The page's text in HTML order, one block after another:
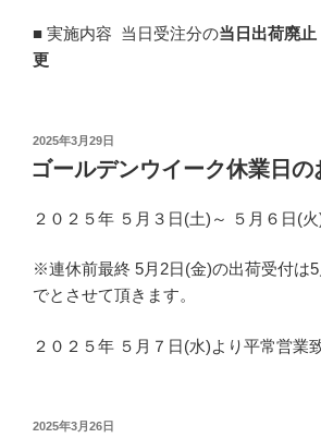
■ 実施内容 当日受注分の当日出荷廃
更
投
稿
日:
2025年3月29日
ゴールデンウイーク休業日の
２０２５年 ５月３日(土)～ ５月６日(
※連休前最終 5月2日(金)の出荷受付は5
でとさせて頂きます。
２０２５年 ５月７日(水)より平常営業
投
2025年3月26日